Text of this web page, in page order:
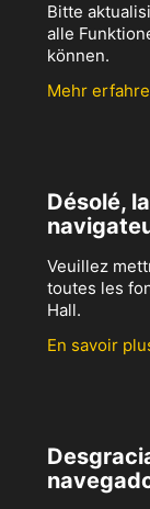
Bitte
alle
können.
Mehr
Désolé,
Veuillez
toutes les
Hall.
En savoir